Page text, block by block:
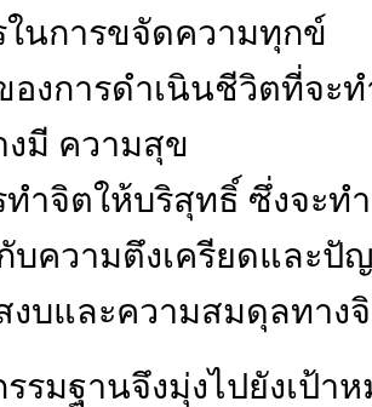
ในการขจัดความทุกข์
องการดำเนินชีวิตที่จะ
งมี ความสุข
ทำจิตให้บริสุทธิ์ ซึ่งจะท
บความตึงเครียดและปั
งบและความสมดุลทาง
รมฐานจึงมุ่งไปยังเป้า